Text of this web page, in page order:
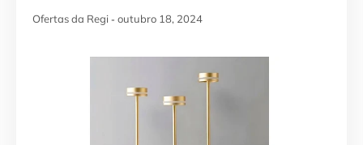
Ofertas da Regi outubro 18, 2024